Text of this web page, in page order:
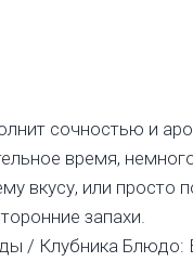
сочностью и
время,
вкусу, или просто
запахи.
/ Клубника